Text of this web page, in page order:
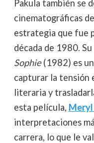
Pakula también se
cinematográficas
estrategia que fue
década de 1980.
Sophie(1982) es
capturar la tensión
literaria y
esta película,
interpretaciones
carrera, lo que le